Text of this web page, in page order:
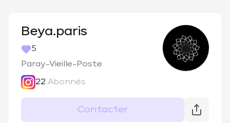
Beya.paris
5
Paray-Vieille-Poste
22 Abonnés
Contacter